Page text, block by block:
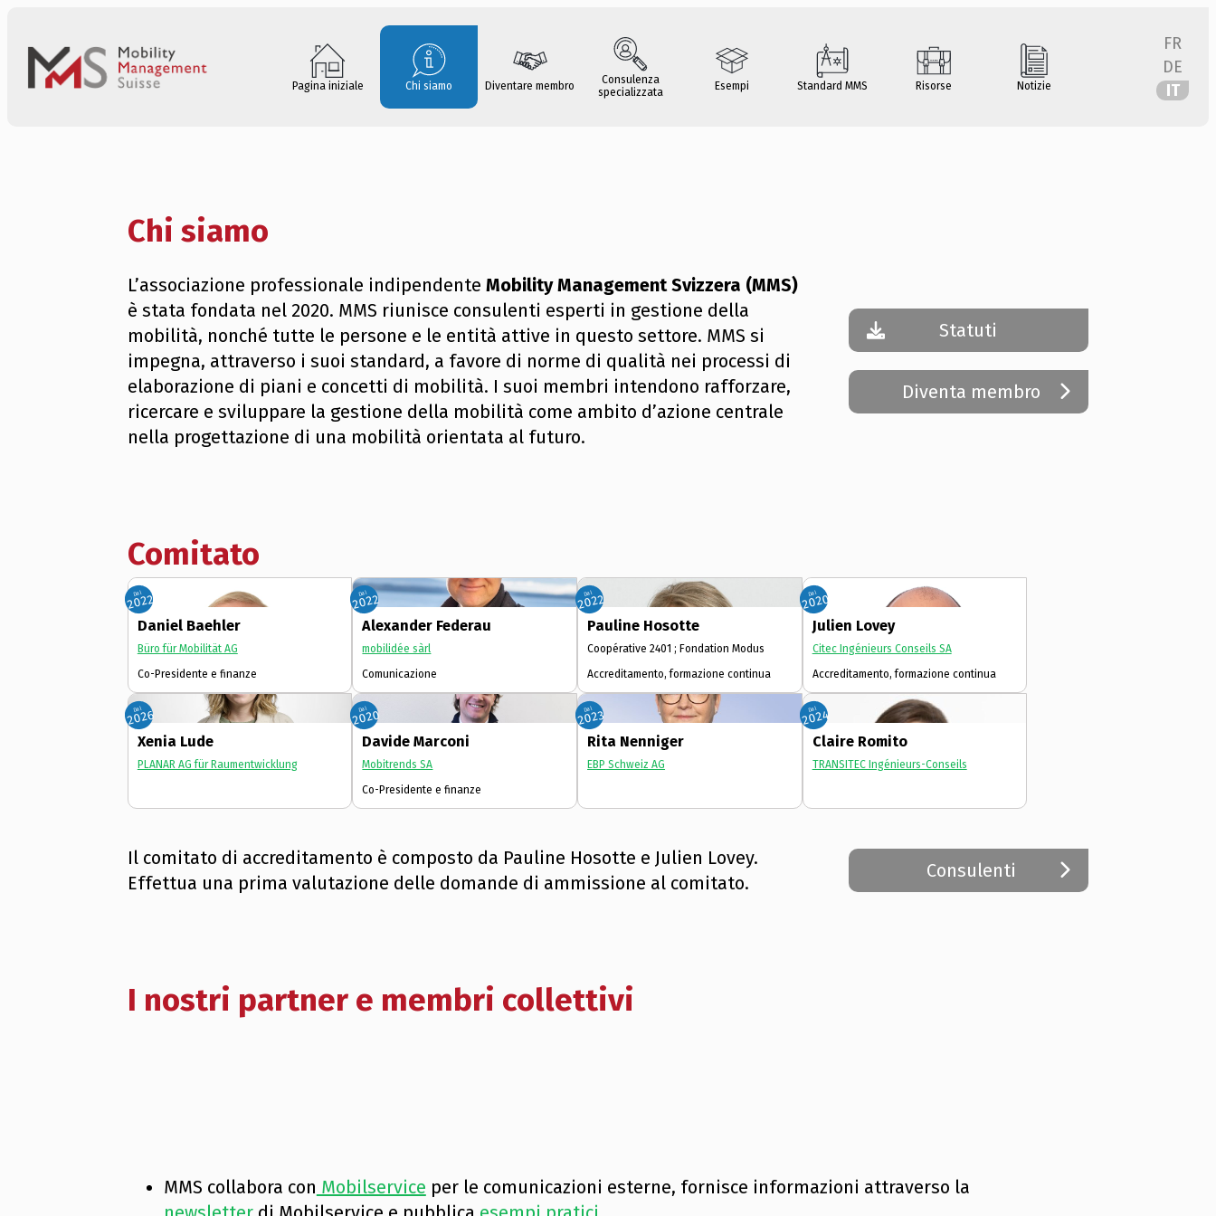
Pagina iniziale Chi siamo Diventare membro
Consulenza
specializzata
Esempi Standard MMS Risorse Notizie
FR
DE
IT
Chi siamo
L’associazione professionale indipendente Mobility Management Svizzera (MMS)
è stata fondata nel 2020. MMS riunisce consulenti esperti in gestione della
mobilità, nonché tutte le persone e le entità attive in questo settore. MMS si
impegna, attraverso i suoi standard, a favore di norme di qualità nei processi di
elaborazione di piani e concetti di mobilità. I suoi membri intendono rafforzare,
ricercare e sviluppare la gestione della mobilità come ambito d’azione centrale
nella progettazione di una mobilità orientata al futuro.
Statuti
Diventa membro
Comitato
Dal
2022
Daniel Baehler
Büro für Mobilität AG
Co-Presidente e finanze
Dal
2022
Alexander Federau
mobilidée sàrl
Comunicazione
Dal
2022
Pauline Hosotte
Coopérative 2401 ; Fondation Modus
Accreditamento, formazione continua
Dal
2020
Julien Lovey
Citec Ingénieurs Conseils SA
Accreditamento, formazione continua
Dal
2026
Xenia Lude
PLANAR AG für Raumentwicklung
Dal
2020
Davide Marconi
Mobitrends SA
Co-Presidente e finanze
Dal
2023
Rita Nenniger
EBP Schweiz AG
Dal
2024
Claire Romito
TRANSITEC Ingénieurs-Conseils
Il comitato di accreditamento è composto da Pauline Hosotte e Julien Lovey.
Effettua una prima valutazione delle domande di ammissione al comitato.
Consulenti
I nostri partner e membri collettivi
MMS collabora con Mobilservice per le comunicazioni esterne, fornisce informazioni attraverso la